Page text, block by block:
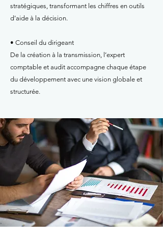
stratégiques, transformant les chiffres en outils
d’aide à la décision.
• Conseil du dirigeant
De la création à la transmission, l’expert
comptable et audit accompagne chaque étape
du développement avec une vision globale et
structurée.